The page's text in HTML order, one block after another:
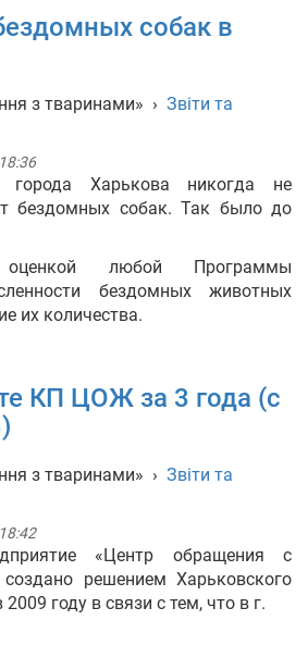
собак в
з тваринами» › Звіти та
Харькова никогда не
бездомных собак. Так было до
любой Программы
бездомных животных
их количества.
КП ЦОЖ за 3 года (с
з тваринами» › Звіти та
«Центр обращения с
решением Харьковского
2009 году в связи с тем, что в г.